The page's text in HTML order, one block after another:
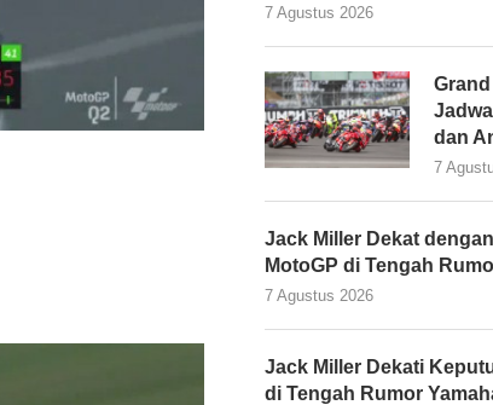
7 Agustus 2026
dan
7
Jack Miller Dekat
MotoGP di Tengah
7 Agustus 2026
Jack Miller Dekati
di Tengah Rumor